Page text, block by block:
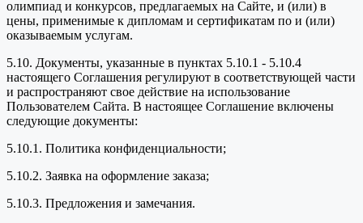
олимпиад и конкурсов, предлагаемых на Сайте, и (или) в
цены, применимые к дипломам и сертификатам по и (или)
оказываемым услугам.
5.10. Документы, указанные в пунктах 5.10.1 - 5.10.4
настоящего Соглашения регулируют в соответствующей части
и распространяют свое действие на использование
Пользователем Сайта. В настоящее Соглашение включены
следующие документы:
5.10.1. Политика конфиденциальности;
5.10.2. Заявка на оформление заказа;
5.10.3. Предложения и замечания.